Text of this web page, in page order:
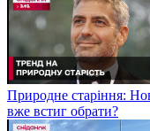
Природне старіння:
вже встиг обрати?